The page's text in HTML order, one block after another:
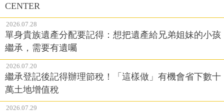
CENTER
2026.07.28
單身貴族遺產分配要記得：想把遺產給兄弟姐妹的小孩
繼承，需要有遺囑
2026.07.20
繼承登記後記得辦理節稅！「這樣做」有機會省下數十
萬土地增值稅
2026.07.29